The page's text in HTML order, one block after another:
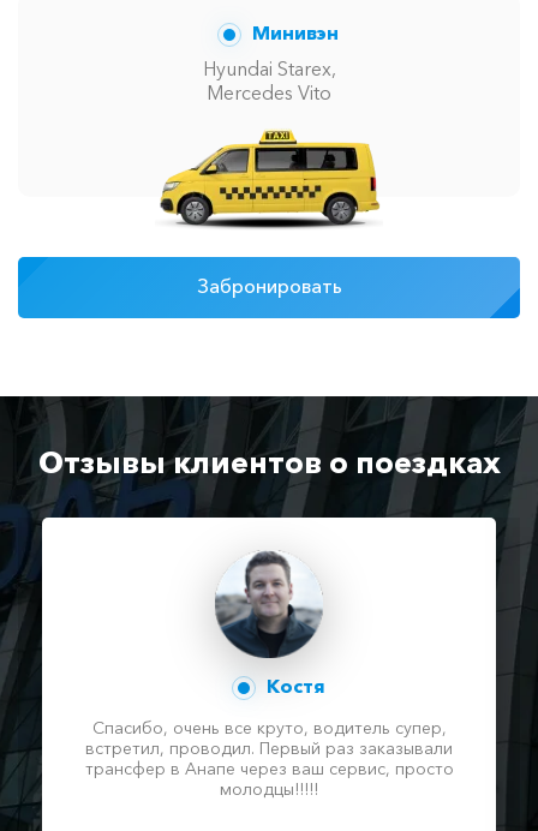
Минивэн
Hyundai Starex,
Mercedes Vito
Забронировать
Отзывы клиентов о поездках
Костя
Спасибо, очень все круто, водитель супер,
встретил, проводил. Первый раз заказывали
трансфер в Анапе через ваш сервис, просто
молодцы!!!!!